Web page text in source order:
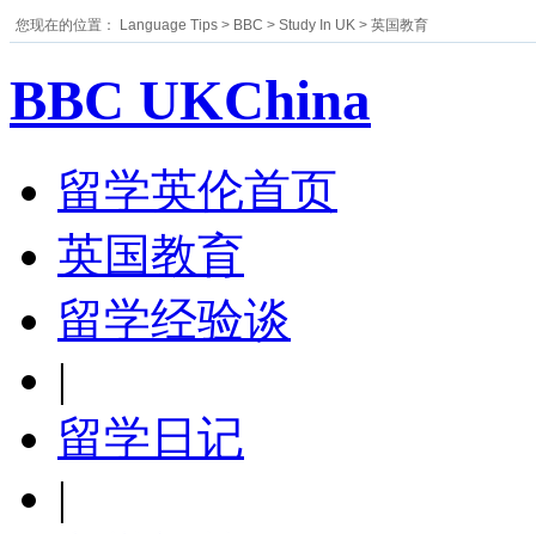
您现在的位置： Language Tips > BBC > Study In UK > 英国教育
BBC UKChina
留学英伦首页
英国教育
留学经验谈
|
留学日记
|